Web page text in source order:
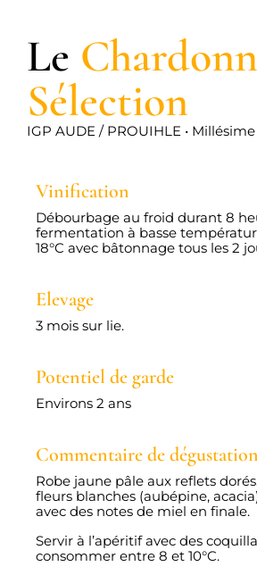
Le
Sélection
IGP AUDE / PROUIHLE • Millésime
Vinification
Débourbage au froid durant 8
fermentation à basse
18°C avec bâtonnage tous les 2
Elevage
3 mois sur lie.
Potentiel de garde
Environs 2 ans
Commentaire de dégustation
Robe jaune pâle aux reflets
fleurs blanches (aubépine,
avec des notes de miel en finale.
Servir à l’apéritif avec des
consommer entre 8 et 10°C.